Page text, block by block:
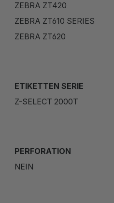
ZEBRA ZT420
ZEBRA ZT610 SERIES
ZEBRA ZT620
ETIKETTEN SERIE
Z-SELECT 2000T
PERFORATION
NEIN